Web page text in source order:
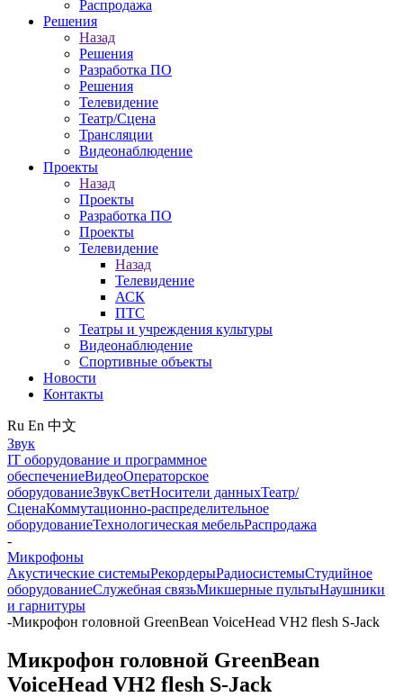
Распродажа
Решения
Назад
Решения
Разработка ПО
Решения
Телевидение
Театр/Сцена
Трансляции
Видеонаблюдение
Проекты
Назад
Проекты
Разработка ПО
Проекты
Телевидение
Назад
Телевидение
АСК
ПТС
Театры и учреждения культуры
Видеонаблюдение
Спортивные объекты
Новости
Контакты
Ru En 中文
Звук
IT оборудование и программное
обеспечениеВидеоОператорское
оборудованиеЗвукСветНосители данныхТеатр/
СценаКоммутационно-распределительное
оборудованиеТехнологическая мебельРаспродажа
-
Микрофоны
Акустические системыРекордерыРадиосистемыСтудийное
оборудованиеСлужебная связьМикшерные пультыНаушники
и гарнитуры
-Микрофон головной GreenBean VoiceHead VH2 flesh S-Jack
Микрофон головной GreenBean
VoiceHead VH2 flesh S-Jack